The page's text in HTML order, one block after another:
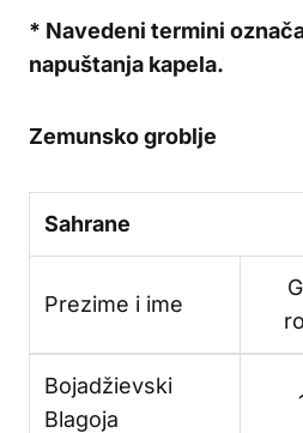
* Navedeni termini
napuštanja kapela.
Zemunsko groblje
Sahrane
Prezime i ime
Bojadžievski
Blagoja